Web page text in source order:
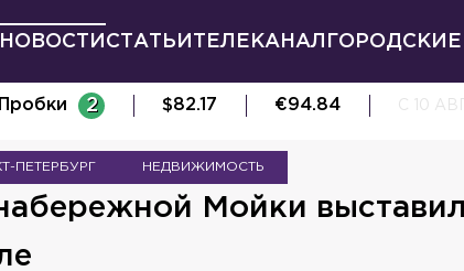
НОВОСТИ СТАТЬИ ТЕЛЕКАНАЛ
Пробки 2 $82.17 €94.84 С 10
ПЕТЕРБУРГ НЕДВИЖИМОСТЬ
Мойки